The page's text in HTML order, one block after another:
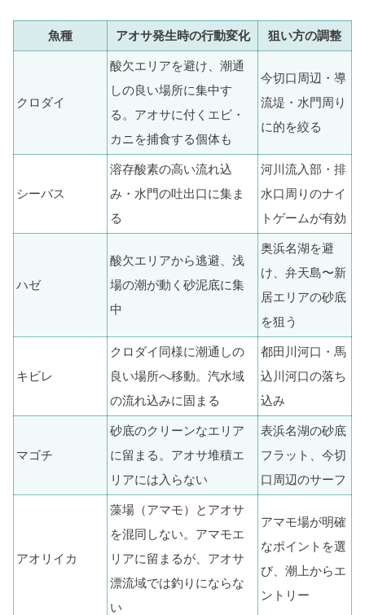
魚種 アオサ発生時の行動変化 狙い方の調整
クロダイ
酸欠エリアを避け、潮通
しの良い場所に集中す
る。アオサに付くエビ・
カニを捕食する個体も
今切口周辺・導
流堤・水門周り
に的を絞る
シーバス
溶存酸素の高い流れ込
み・水門の吐出口に集ま
る
河川流入部・排
水口周りのナイ
トゲームが有効
ハゼ
酸欠エリアから逃避、浅
場の潮が動く砂泥底に集
中
奥浜名湖を避
け、弁天島〜新
居エリアの砂底
を狙う
キビレ
クロダイ同様に潮通しの
良い場所へ移動。汽水域
の流れ込みに固まる
都田川河口・馬
込川河口の落ち
込み
マゴチ
砂底のクリーンなエリア
に留まる。アオサ堆積エ
リアには入らない
表浜名湖の砂底
フラット、今切
口周辺のサーフ
アオリイカ
藻場（アマモ）とアオサ
を混同しない。アマモエ
リアに留まるが、アオサ
漂流域では釣りにならな
い
アマモ場が明確
なポイントを選
び、潮上からエ
ントリー